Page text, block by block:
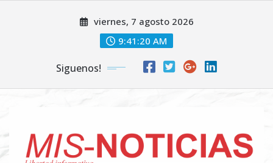
viernes, 7 agosto 2026
9:41:20 AM
Siguenos!